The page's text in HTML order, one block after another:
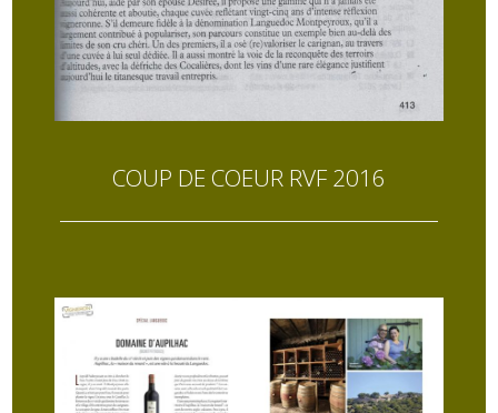
COUP DE COEUR RVF 2016